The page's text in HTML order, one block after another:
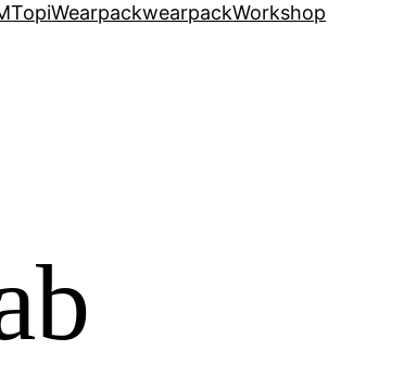
TopiWearpackwearpackWorkshop